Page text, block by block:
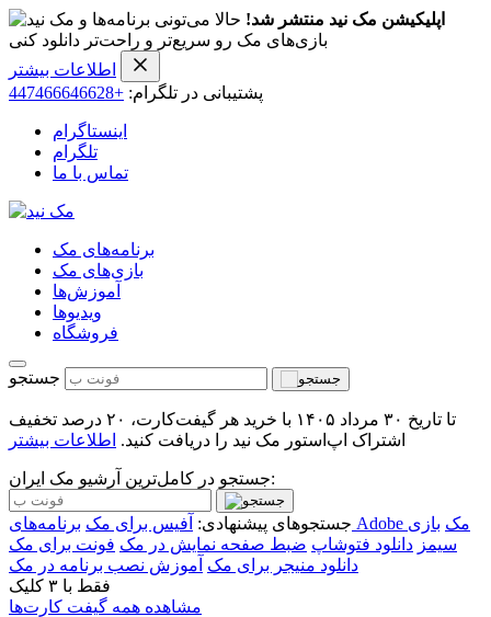
اپلیکیشن مک نید منتشر شد! حالا می‌تونی برنامه‌ها و
بازی‌های مک رو سریع‌تر و راحت‌تر دانلود کنی
اطلاعات بیشتر
پشتیبانی در تلگرام: +447466646628
اینستاگرام
تلگرام
تماس با ما
برنامه‌های مک
بازی‌های مک
آموزش‌ها
ویدیو‌ها
فروشگاه
جستجو
تا تاریخ ۳۰ مرداد ۱۴۰۵ با خرید هر گیفت‌کارت، ۲۰ درصد تخفیف
اشتراک اپ‌استور مک نید را دریافت کنید. اطلاعات بیشتر
جستجو در کامل‌ترین آرشیو مک ایران:
جستجوهای پیشنهادی: آفیس برای مک برنامه‌های Adobe مک بازی
سیمز دانلود فتوشاپ ضبط صفحه نمایش در مک فونت برای مک
دانلود منیجر برای مک آموزش نصب برنامه در مک
فقط با ۳ کلیک
مشاهده همه گیفت کارت‌ها